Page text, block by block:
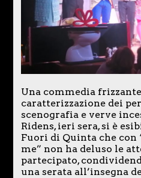
Una commedia
caratterizzazione dei
scenografia e verve
Ridens, ieri sera, si è
Fuori di Quinta che con
me” non ha deluso le
partecipato,
una serata all’insegna